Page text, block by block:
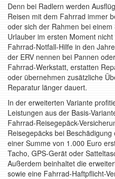
Denn bei Radlern werden
Reisen mit dem Fahrrad immer
oder sich der Rahmen bei
Urlauber im ersten Moment
Fahrrad-Notfall-Hilfe in den
der ERV nennen bei Pannen
Fahrrad-Werkstatt, erstatten
oder übernehmen zusätzliche
Reparatur länger dauert.
In der erweiterten Variante
Leistungen aus der Basis-
Fahrrad-Reisegepäck-
Reisegepäcks bei
einer Summe von 1.000 Euro
Tacho, GPS-Gerät oder
Außerdem beinhaltet die
sowie eine Fahrrad-Haftpflicht-